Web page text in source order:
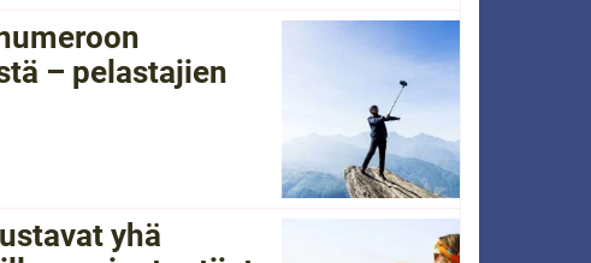
– pelastajien
yhä